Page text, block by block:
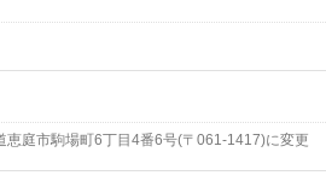
恵庭市駒場町6丁目4番6号(〒061-1417)に変更